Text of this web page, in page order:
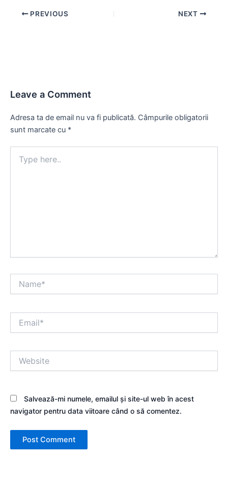
Post PREVIOUS NEXT
Leave a Comment
Adresa ta de email nu va fi publicată. Câmpurile obligatorii
sunt marcate cu *
here..
Salvează-mi numele, emailul și site-ul web în acest
navigator pentru data viitoare când o să comentez.